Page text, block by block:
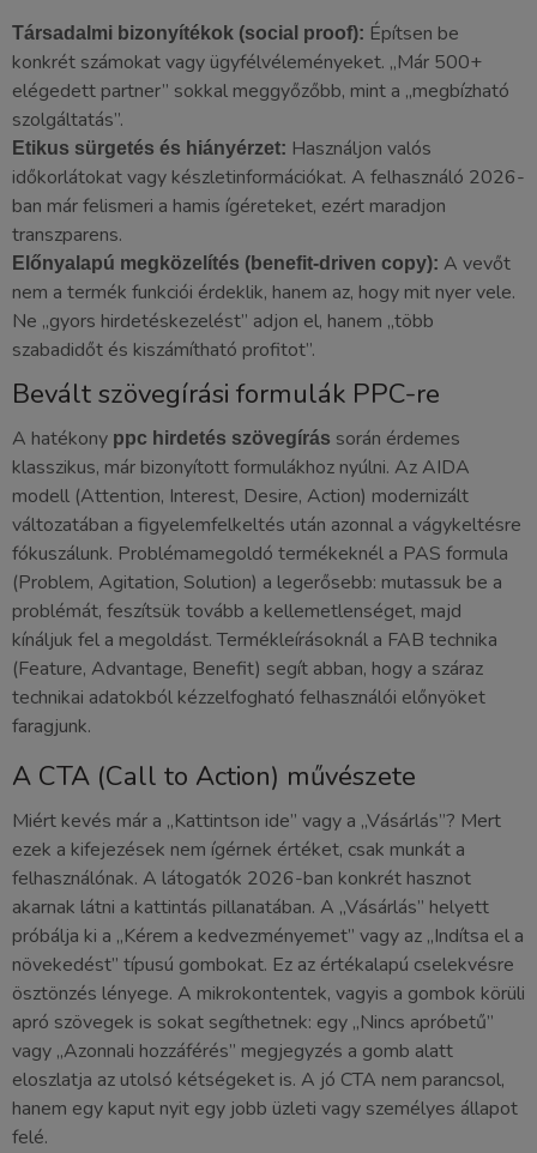
Társadalmi bizonyítékok (social proof): Építsen be
konkrét számokat vagy ügyfélvéleményeket. „Már 500+
elégedett partner” sokkal meggyőzőbb, mint a „megbízható
szolgáltatás”.
Etikus sürgetés és hiányérzet: Használjon valós
időkorlátokat vagy készletinformációkat. A felhasználó 2026-
ban már felismeri a hamis ígéreteket, ezért maradjon
transzparens.
Előnyalapú megközelítés (benefit-driven copy): A vevőt
nem a termék funkciói érdeklik, hanem az, hogy mit nyer vele.
Ne „gyors hirdetéskezelést” adjon el, hanem „több
szabadidőt és kiszámítható profitot”.
Bevált szövegírási formulák PPC-re
A hatékony ppc hirdetés szövegírás során érdemes
klasszikus, már bizonyított formulákhoz nyúlni. Az AIDA
modell (Attention, Interest, Desire, Action) modernizált
változatában a figyelemfelkeltés után azonnal a vágykeltésre
fókuszálunk. Problémamegoldó termékeknél a PAS formula
(Problem, Agitation, Solution) a legerősebb: mutassuk be a
problémát, feszítsük tovább a kellemetlenséget, majd
kínáljuk fel a megoldást. Termékleírásoknál a FAB technika
(Feature, Advantage, Benefit) segít abban, hogy a száraz
technikai adatokból kézzelfogható felhasználói előnyöket
faragjunk.
A CTA (Call to Action) művészete
Miért kevés már a „Kattintson ide” vagy a „Vásárlás”? Mert
ezek a kifejezések nem ígérnek értéket, csak munkát a
felhasználónak. A látogatók 2026-ban konkrét hasznot
akarnak látni a kattintás pillanatában. A „Vásárlás” helyett
próbálja ki a „Kérem a kedvezményemet” vagy az „Indítsa el a
növekedést” típusú gombokat. Ez az értékalapú cselekvésre
ösztönzés lényege. A mikrokontentek, vagyis a gombok körüli
apró szövegek is sokat segíthetnek: egy „Nincs apróbetű”
vagy „Azonnali hozzáférés” megjegyzés a gomb alatt
eloszlatja az utolsó kétségeket is. A jó CTA nem parancsol,
hanem egy kaput nyit egy jobb üzleti vagy személyes állapot
felé.